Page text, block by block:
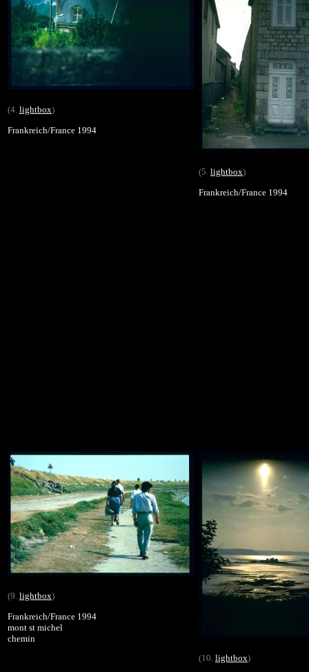
(4. lightbox)
Frankreich/France 1994
(5. lightbox)
Frankreich/France 1994
(9. lightbox)
Frankreich/France 1994
mont st michel
chemin
(10. lightbox)